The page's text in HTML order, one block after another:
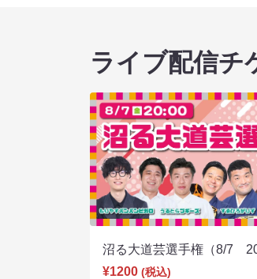
ライブ配信チ
沼る大道芸選手権（8/7
¥1200 (税込)